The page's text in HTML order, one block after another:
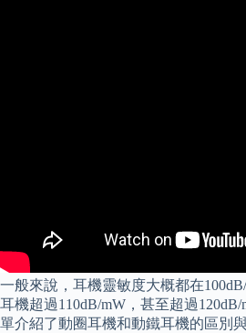
一般來說，耳機靈敏度大概都在
耳機超過110dB/mW，甚至超過
單介紹了動圈耳機和動鐵耳機的區別